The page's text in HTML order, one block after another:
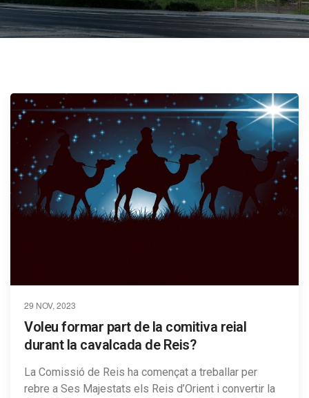
29 NOV, 2023
Voleu formar part de la comitiva reial
durant la cavalcada de Reis?
La Comissió de Reis ha començat a treballar per
rebre a Ses Majestats els Reis d’Orient i convertir la